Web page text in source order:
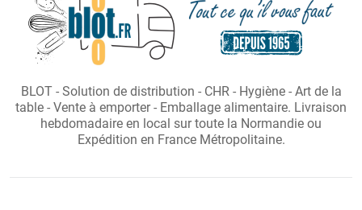
BLOT - Solution de distribution - CHR - Hygiène - Art de la
table - Vente à emporter - Emballage alimentaire. Livraison
hebdomadaire en local sur toute la Normandie ou
Expédition en France Métropolitaine.